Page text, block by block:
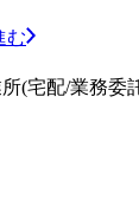
む
(宅配/業務委